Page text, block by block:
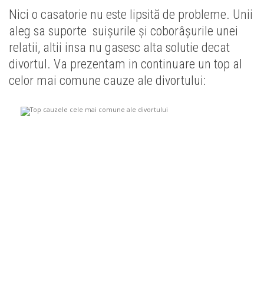
Nici o casatorie nu este lipsită de probleme. Unii
aleg sa suporte suişurile şi coborâşurile unei
relatii, altii insa nu gasesc alta solutie decat
divortul. Va prezentam in continuare un top al
celor mai comune cauze ale divortului: